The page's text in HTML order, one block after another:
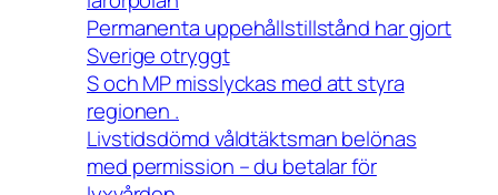
Permanenta uppehållstillstånd har gjort
Sverige otryggt
S och MP misslyckas med att styra
regionen .
Livstidsdömd våldtäktsman belönas
med permission – du betalar för